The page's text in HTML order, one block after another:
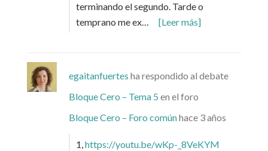
terminando el segundo. Tarde o
temprano me ex…
[Leer más]
egaitanfuertes ha respondido al debate
Bloque Cero – Tema 5 en el foro
Bloque Cero – Foro comúnhace 3 años
1,https://youtu.be/wKp-_8VeKYM